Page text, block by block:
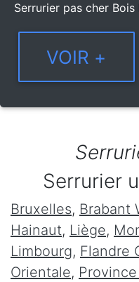
Serrurier pas cher
Serrurier
Bruxelles, Brabant
Hainaut, Liège,
Limbourg, Flandre
Orientale,